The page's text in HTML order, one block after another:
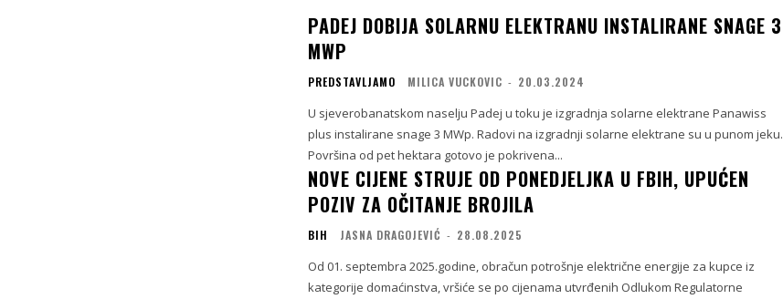
PADEJ DOBIJA SOLARNU ELEKTRANU INSTALIRANE SNAGE 3
MWP
PREDSTAVLJAMO MILICA VUCKOVIC - 20.03.2024
U sjeverobanatskom naselju Padej u toku je izgradnja solarne elektrane Panawiss
plus instalirane snage 3 MWp. Radovi na izgradnji solarne elektrane su u punom jeku.
Površina od pet hektara gotovo je pokrivena...
NOVE CIJENE STRUJE OD PONEDJELJKA U FBIH, UPUĆEN
POZIV ZA OČITANJE BROJILA
BIH JASNA DRAGOJEVIĆ - 28.08.2025
Od 01. septembra 2025.godine, obračun potrošnje električne energije za kupce iz
kategorije domaćinstva, vršiće se po cijenama utvrđenih Odlukom Regulatorne